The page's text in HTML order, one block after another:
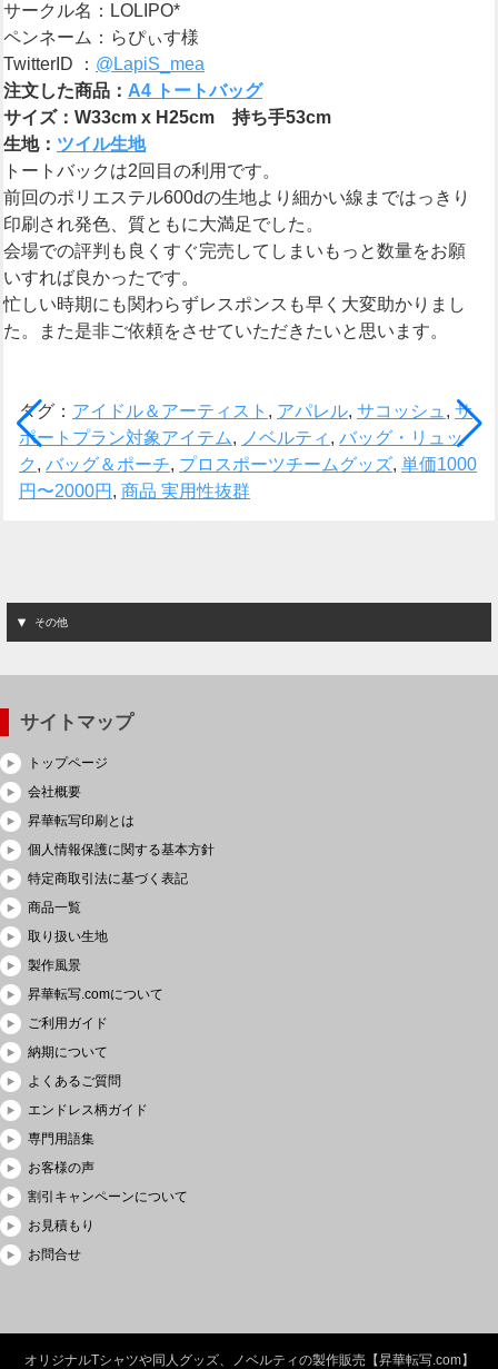
サークル名：LOLIPO*
ペンネーム：らぴぃす様
TwitterID ： @LapiS_mea
注文した商品： A4 トートバッグ
サイズ：W33cm x H25cm 持ち手53cm
生地： ツイル生地
トートバックは2回目の利用です。
前回のポリエステル600dの生地より細かい線まではっきり
印刷され発色、質ともに大満足でした。
会場での評判も良くすぐ完売してしまいもっと数量をお願
いすれば良かったです。
忙しい時期にも関わらずレスポンスも早く大変助かりまし
た。また是非ご依頼をさせていただきたいと思います。
タグ： アイドル＆アーティスト , アパレル, サコッシュ , サ
ポートプラン対象アイテム, ノベルティ , バッグ・リュッ
ク , バッグ＆ポーチ, プロスポーツチームグッズ, 単価1000
円〜2000円 , 商品 実用性抜群
その他
サイトマップ
トップページ
会社概要
昇華転写印刷とは
個人情報保護に関する基本方針
特定商取引法に基づく表記
商品一覧
取り扱い生地
製作風景
昇華転写.comについて
ご利用ガイド
納期について
よくあるご質問
エンドレス柄ガイド
専門用語集
お客様の声
割引キャンペーンについて
お見積もり
お問合せ
オリジナルTシャツや同人グッズ、ノベルティの製作販売【昇華転写.com】